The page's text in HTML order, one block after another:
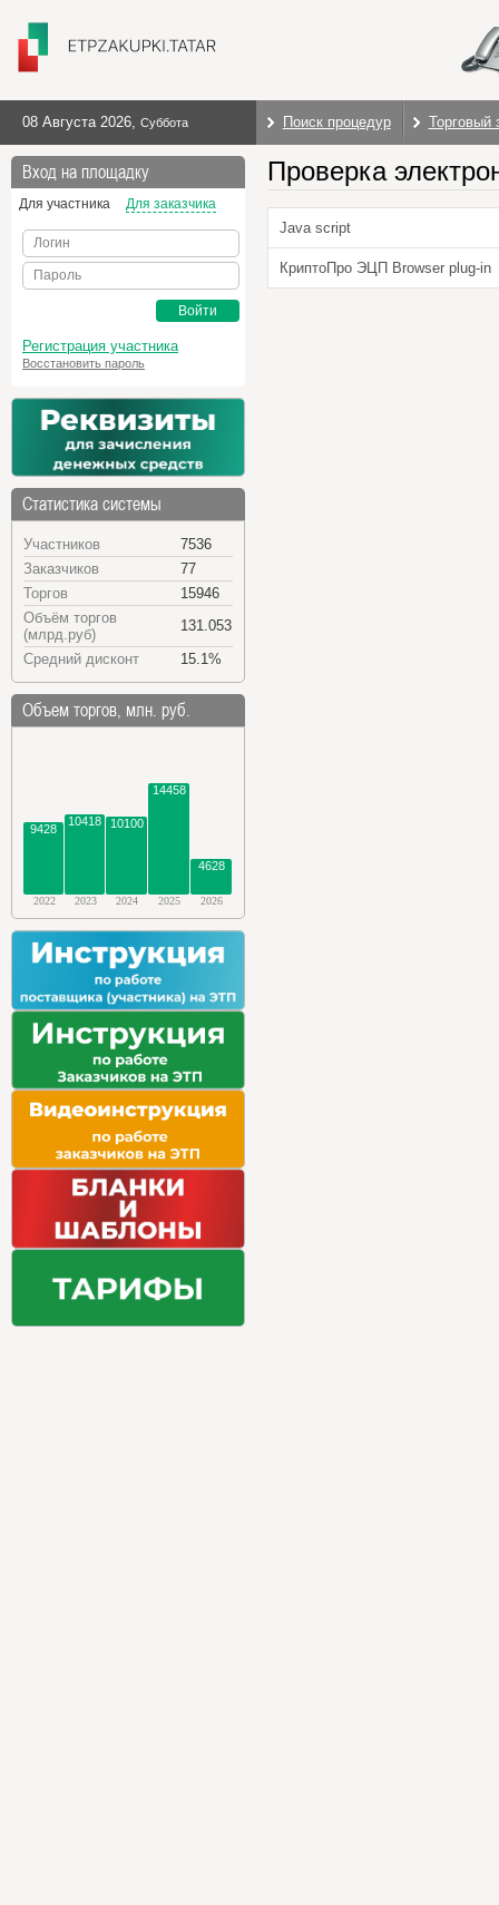
08 Августа 2026, Суббота Поиск процедур Торговый
Вход на площадку
Для участника Для заказчика
Логин
Пароль
Войти
Регистрация участника
Восстановить пароль
Статистика системы
Участников
7536
Заказчиков
77
Торгов
15946
Объём торгов
(млрд.руб)
131.053
Средний дисконт
15.1%
Объем торгов, млн. руб.
9428
10418 10100
14458
4628
2022 2023 2024 2025 2026
Проверка
Java script
КриптоПро ЭЦП Browser plug-in